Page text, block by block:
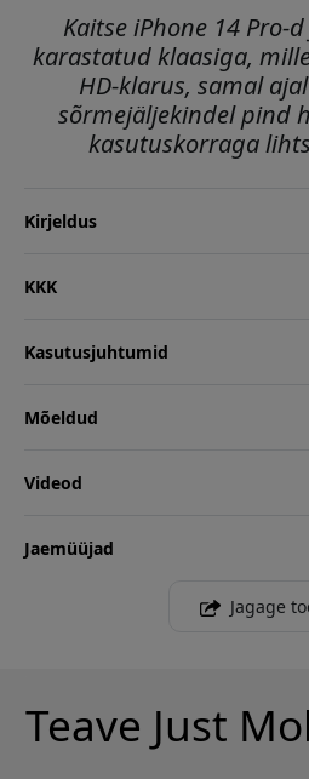
Kaitse iPhone 14 Pro-
karastatud klaasiga,
HD-klarus, samal
sõrmejäljekindel pind
kasutuskorraga
Kirjeldus
KKK
Kasutusjuhtumid
Mõeldud
Videod
Jaemüüjad
Jagage
Teave Just